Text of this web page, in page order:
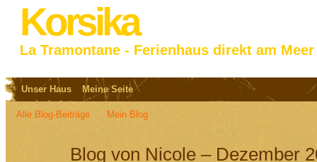
Korsika
La Tramontane - Ferienhaus direkt am Meer
Unser Haus Meine Seite
Alle Blog-Beiträge Mein Blog
Blog von Nicole – Dezember